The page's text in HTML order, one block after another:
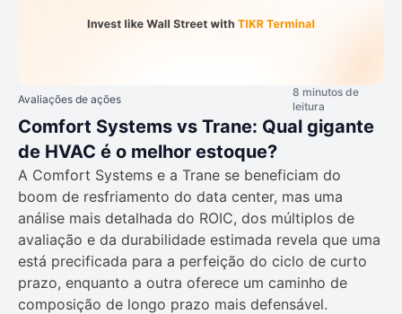
Avaliações de ações
8 minutos de
leitura
Comfort Systems vs Trane: Qual gigante
de HVAC é o melhor estoque?
A Comfort Systems e a Trane se beneficiam do
boom de resfriamento do data center, mas uma
análise mais detalhada do ROIC, dos múltiplos de
avaliação e da durabilidade estimada revela que uma
está precificada para a perfeição do ciclo de curto
prazo, enquanto a outra oferece um caminho de
composição de longo prazo mais defensável.